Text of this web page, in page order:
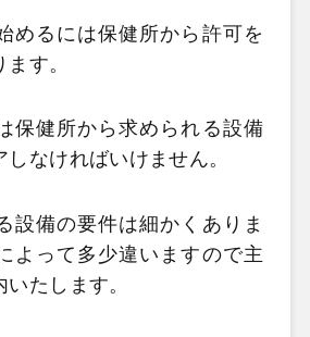
めるには保健所から許可を
す。
保健所から求められる設備
なければいけません。
設備の要件は細かくありま
よって多少違いますので主
たします。